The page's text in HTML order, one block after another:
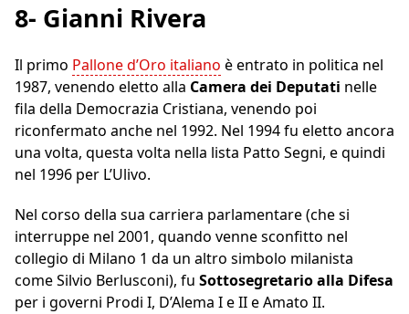
8- Gianni Rivera
Il primo Pallone d’Oro italiano è entrato in politica nel
1987, venendo eletto alla Camera dei Deputati nelle
fila della Democrazia Cristiana, venendo poi
riconfermato anche nel 1992. Nel 1994 fu eletto ancora
una volta, questa volta nella lista Patto Segni, e quindi
nel 1996 per L’Ulivo.
Nel corso della sua carriera parlamentare (che si
interruppe nel 2001, quando venne sconfitto nel
collegio di Milano 1 da un altro simbolo milanista
come Silvio Berlusconi), fu Sottosegretario alla Difesa
per i governi Prodi I, D’Alema I e II e Amato II.